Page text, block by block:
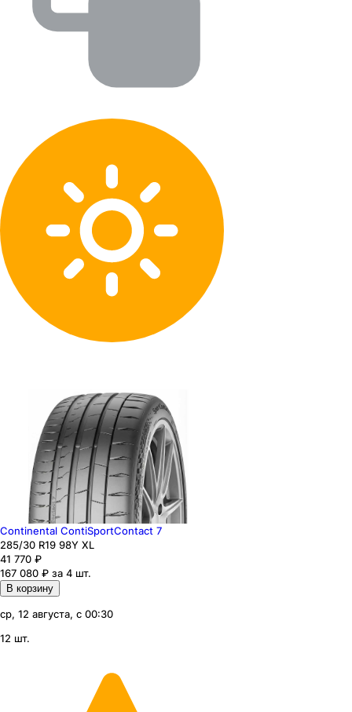
Continental ContiSportContact 7
285/30 R19 98Y XL
41 770 ₽
167 080 ₽ за 4 шт.
В корзину
ср, 12 августа, с 00:30
12 шт.